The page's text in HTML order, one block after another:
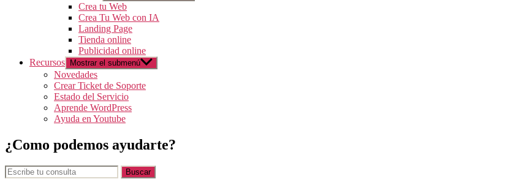
Crea tu Web
Crea Tu Web con IA
Landing Page
Tienda online
Publicidad online
Recursos
Mostrar el submenú
Novedades
Crear Ticket de Soporte
Estado del Servicio
Aprende WordPress
Ayuda en Youtube
¿Como podemos ayudarte?